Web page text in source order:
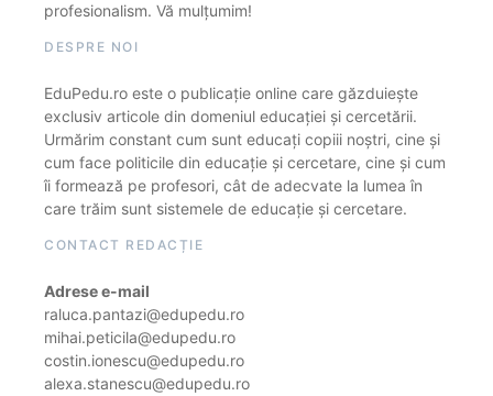
profesionalism. Vă mulțumim!
DESPRE NOI
EduPedu.ro este o publicație online care găzduiește
exclusiv articole din domeniul educației și cercetării.
Urmărim constant cum sunt educați copiii noștri, cine și
cum face politicile din educație și cercetare, cine și cum
îi formează pe profesori, cât de adecvate la lumea în
care trăim sunt sistemele de educație și cercetare.
CONTACT REDACȚIE
Adrese e-mail
raluca.pantazi@edupedu.ro
mihai.peticila@edupedu.ro
costin.ionescu@edupedu.ro
alexa.stanescu@edupedu.ro